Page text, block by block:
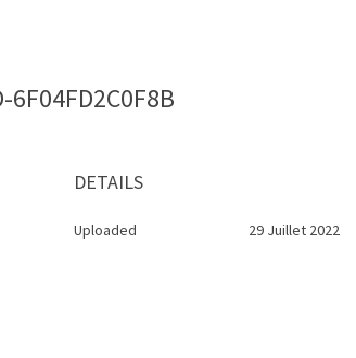
DETAILS
Uploaded 29 Juillet 2022